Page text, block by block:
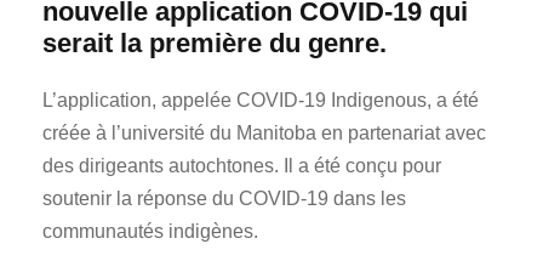
nouvelle application COVID-19 qui
serait la première du genre.
L’application, appelée COVID-19 Indigenous, a été
créée à l’université du Manitoba en partenariat avec
des dirigeants autochtones. Il a été conçu pour
soutenir la réponse du COVID-19 dans les
communautés indigènes.